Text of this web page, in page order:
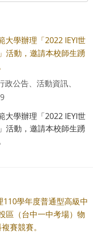
大學辦理「2022 IEYI世
活動，邀請本校師生踴
公告、活動資訊、
大學辦理「2022 IEYI世
活動，邀請本校師生踴
學年度普通型高級中
區（台中一中考場）物
賽競賽。